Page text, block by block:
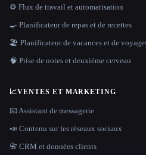
⚙️ Flux de travail et automatisation
🍳 Planificateur de repas et de recettes
🏖 Planificateur de vacances et de
🧠 Prise de notes et deuxième cerveau
📈VENTES ET MARKETING
📧 Assistant de messagerie
📣 Contenu sur les réseaux sociaux
📇 CRM et données clients